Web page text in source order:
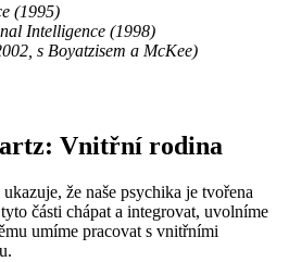
(1995)
Intelligence (1998)
s Boyatzisem a McKee)
Vnitřní rodina
že naše psychika je tvořena
části chápat a integrovat, uvolníme
umíme pracovat s vnitřními